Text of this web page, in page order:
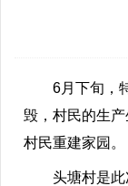
6月下旬，
毁，村民的生
村民重建家园。
头塘村是